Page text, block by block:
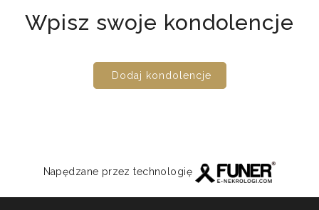
Wpisz swoje kondolencje
Dodaj kondolencje
Napędzane przez technologię